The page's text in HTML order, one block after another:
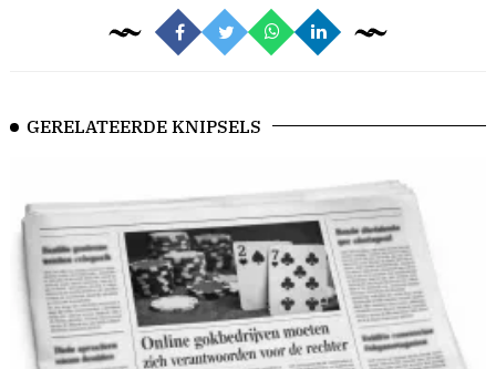
GERELATEERDE KNIPSELS